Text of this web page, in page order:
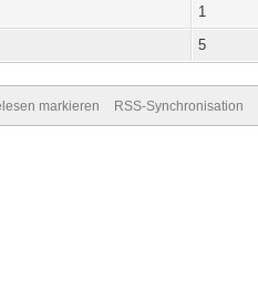
1
5
markieren RSS-Synchronisation